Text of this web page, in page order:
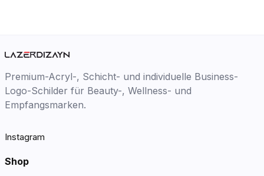
Premium-Acryl-, Schicht- und individuelle Business-
Logo-Schilder für Beauty-, Wellness- und
Empfangsmarken.
Instagram
Shop